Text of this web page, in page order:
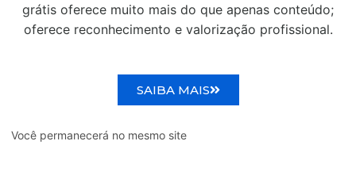
grátis oferece muito mais do que apenas conteúdo;
oferece reconhecimento e valorização profissional.
SAIBA MAIS
Você permanecerá no mesmo site